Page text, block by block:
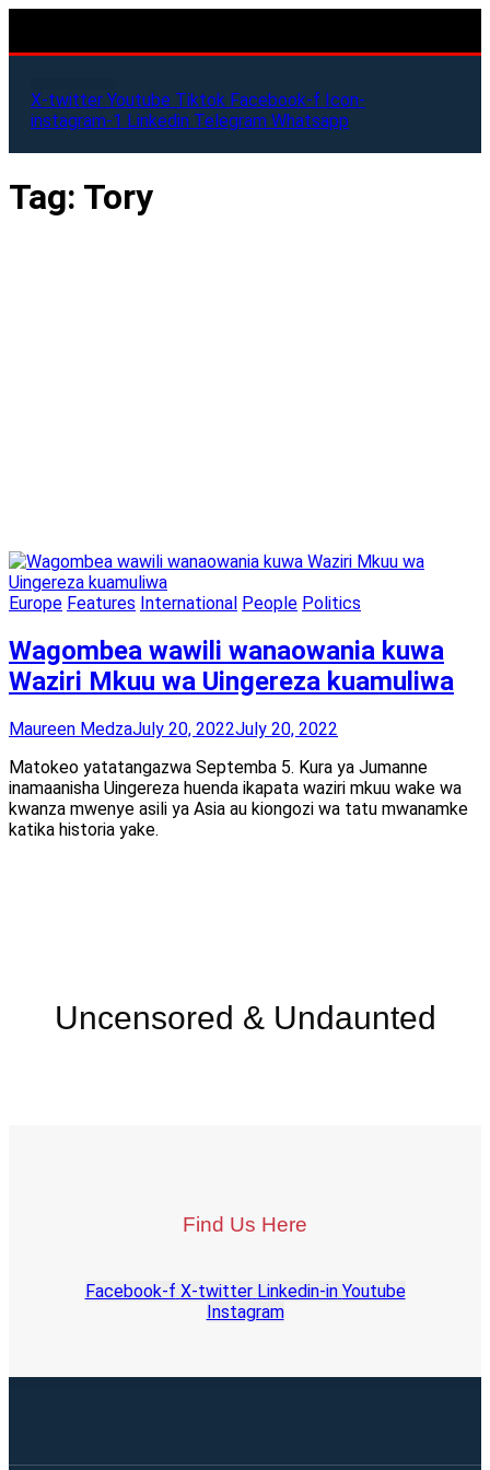
X-twitter Youtube Tiktok Facebook-f Icon-
instagram-1 Linkedin Telegram Whatsapp
Tag: Tory
Europe Features International People Politics
Wagombea wawili wanaowania kuwa
Waziri Mkuu wa Uingereza kuamuliwa
Maureen MedzaJuly 20, 2022July 20, 2022
Matokeo yatatangazwa Septemba 5. Kura ya Jumanne
inamaanisha Uingereza huenda ikapata waziri mkuu wake wa
kwanza mwenye asili ya Asia au kiongozi wa tatu mwanamke
katika historia yake.
Uncensored & Undaunted
Find Us Here
Facebook-f X-twitter Linkedin-in Youtube
Instagram